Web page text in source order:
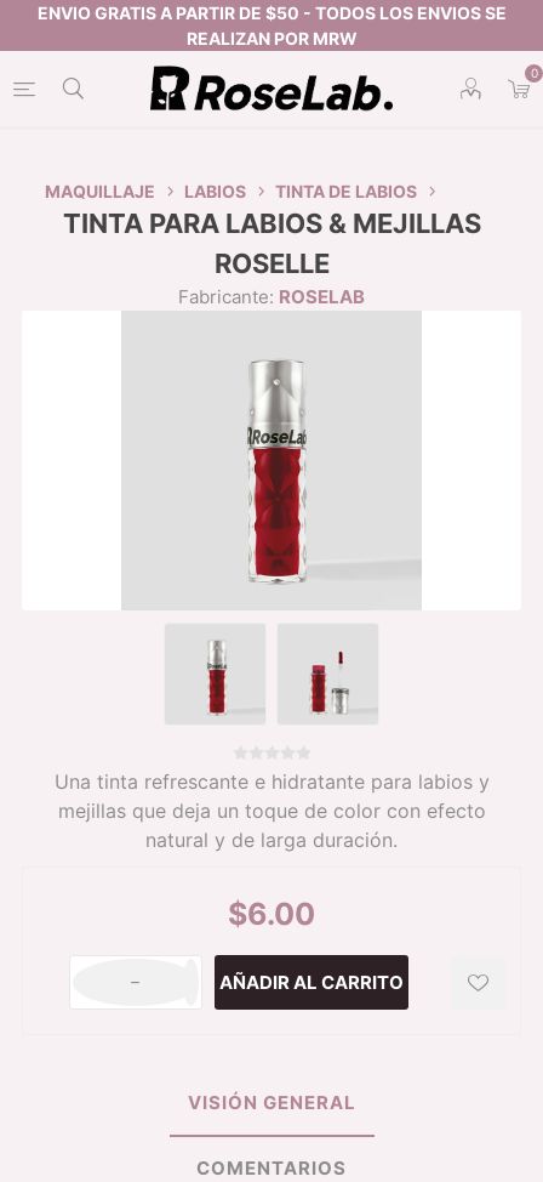
0
MAQUILLAJE LABIOS TINTA DE LABIOS
TINTA PARA LABIOS & MEJILLAS
ROSELLE
Fabricante: ROSELAB
Una tinta refrescante e hidratante para labios y
mejillas que deja un toque de color con efecto
natural y de larga duración.
$6.00
h
VISIÓN GENERAL
COMENTARIOS